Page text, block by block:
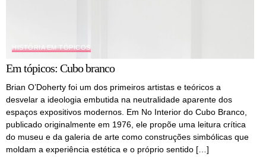
HISTÓRIA EM TÓPICOS
Em tópicos: Cubo branco
Brian O’Doherty foi um dos primeiros artistas e teóricos a
desvelar a ideologia embutida na neutralidade aparente dos
espaços expositivos modernos. Em No Interior do Cubo Branco,
publicado originalmente em 1976, ele propõe uma leitura crítica
do museu e da galeria de arte como construções simbólicas que
moldam a experiência estética e o próprio sentido […]